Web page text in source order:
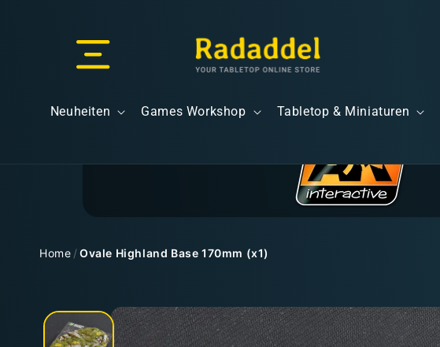
Neuheiten Games Workshop Tabletop & Miniaturen
Home /Ovale Highland Base 170mm (x1)
Zu
Produktinformationen
springen
Kostenloser Versand